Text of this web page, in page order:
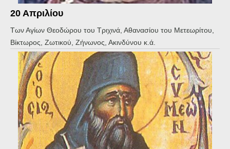
20 Απριλίου
Των Αγίων Θεοδώρου του Τριχινά, Αθανασίου του Μετεωρίτου,
Βίκτωρος, Ζωτικού, Ζήνωνος, Ακινδύνου κ.ά.